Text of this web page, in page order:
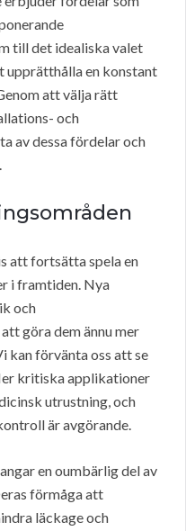
till det idealiska valet
en konstant
att välja rätt
och
av dessa fördelar och
att fortsätta spela en
i framtiden. Nya
och
göra dem ännu mer
kan förvänta oss att se
kritiska applikationer
utrustning, och
är avgörande.
en oumbärlig del av
förmåga att
läckage och